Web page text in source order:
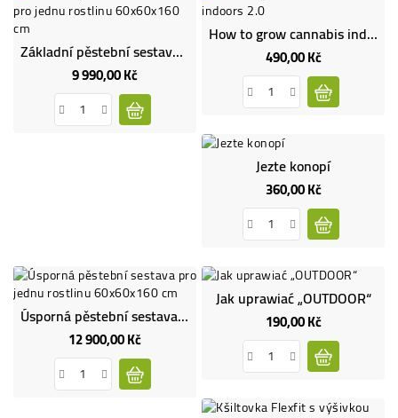
Základní pěstební sestava pro jednu rostlinu 60x60x160 cm
9 990,00 KčCena
How to grow cannabis indoors 2.0
490,00 KčCena
Jezte konopí
360,00 KčCena
Úsporná pěstební sestava pro jednu rostlinu 60x60x160 cm
12 900,00 KčCena
Jak uprawiać „OUTDOOR“
190,00 KčCena